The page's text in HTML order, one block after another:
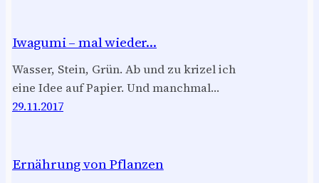
Iwagumi – mal wieder…
Wasser, Stein, Grün. Ab und zu krizel ich
eine Idee auf Papier. Und manchmal…
29.11.2017
Ernährung von Pflanzen